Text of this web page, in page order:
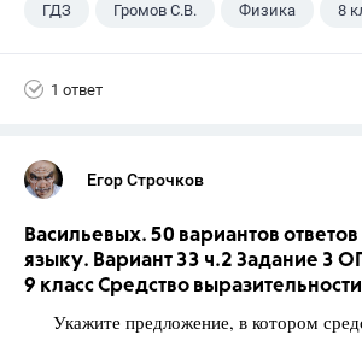
ГДЗ Громов С.В. Физика 8
1 ответ
Егор Строчков
Васильевых. 50 вариантов
языку. Вариант 33 ч.2 Задание 3
9 класс Средство
Укажите предложение, в котором